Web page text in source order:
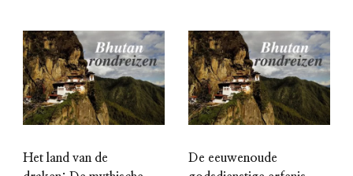
Het land van de
De eeuwenoude